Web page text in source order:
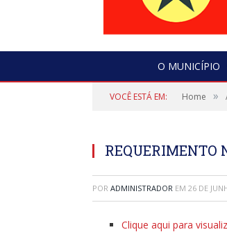
O MUNICÍPIO
VOCÊ ESTÁ EM: Home »
REQUERIMENTO
POR ADMINISTRADOR EM 26 DE
Clique aqui para